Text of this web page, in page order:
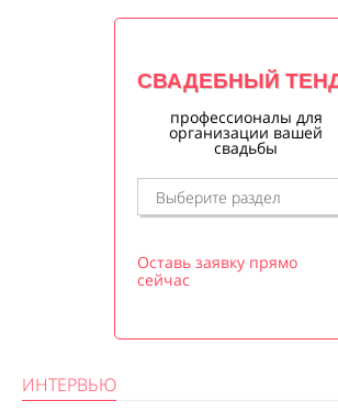
СВАДЕБНЫЙ
профессионалы для
организации вашей
свадьбы
Оставь заявку прямо
сейчас
ИНТЕРВЬЮ